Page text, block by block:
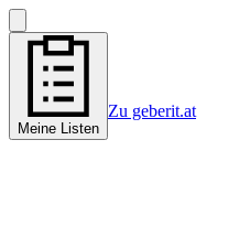
Meine Listen
Zu geberit.at